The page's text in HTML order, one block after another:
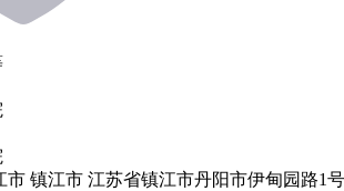
市 镇江市 江苏省镇江市丹阳市伊甸园路1号